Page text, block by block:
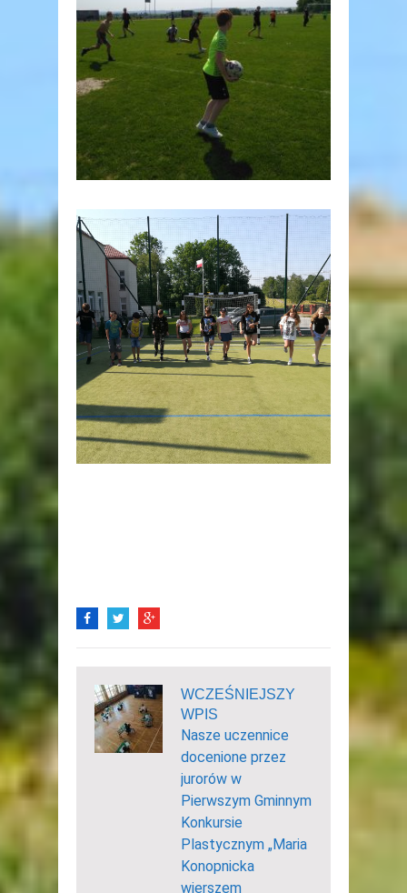
WCZEŚNIEJSZY
WPIS
Nasze uczennice
docenione przez
jurorów w
Pierwszym Gminnym
Konkursie
Plastycznym „Maria
Konopnicka
wierszem